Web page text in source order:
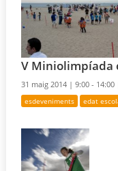
V Miniolimpíada
31 maig 2014 |9:00 - 14:00
esdeveniments edat